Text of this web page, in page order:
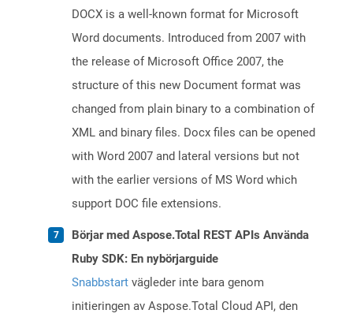
DOCX is a well-known format for Microsoft
Word documents. Introduced from 2007 with
the release of Microsoft Office 2007, the
structure of this new Document format was
changed from plain binary to a combination of
XML and binary files. Docx files can be opened
with Word 2007 and lateral versions but not
with the earlier versions of MS Word which
support DOC file extensions.
Börjar med Aspose.Total REST APIs Använda
Ruby SDK: En nybörjarguide
Snabbstart vägleder inte bara genom
initieringen av Aspose.Total Cloud API, den